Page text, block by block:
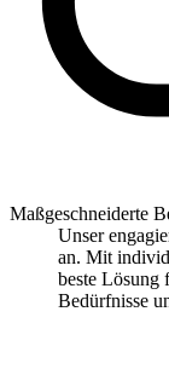
Maßgeschneiderte
Unser
an. Mit
beste Lösung
Bedürfnisse